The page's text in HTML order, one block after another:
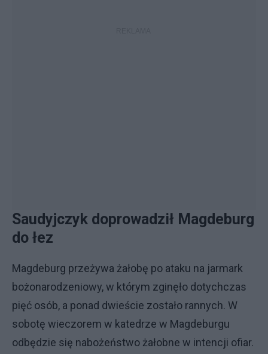
Saudyjczyk doprowadził Magdeburg
do łez
Magdeburg przeżywa żałobę po ataku na jarmark
bożonarodzeniowy, w którym zginęło dotychczas
pięć osób, a ponad dwieście zostało rannych. W
sobotę wieczorem w katedrze w Magdeburgu
odbędzie się nabożeństwo żałobne w intencji ofiar.